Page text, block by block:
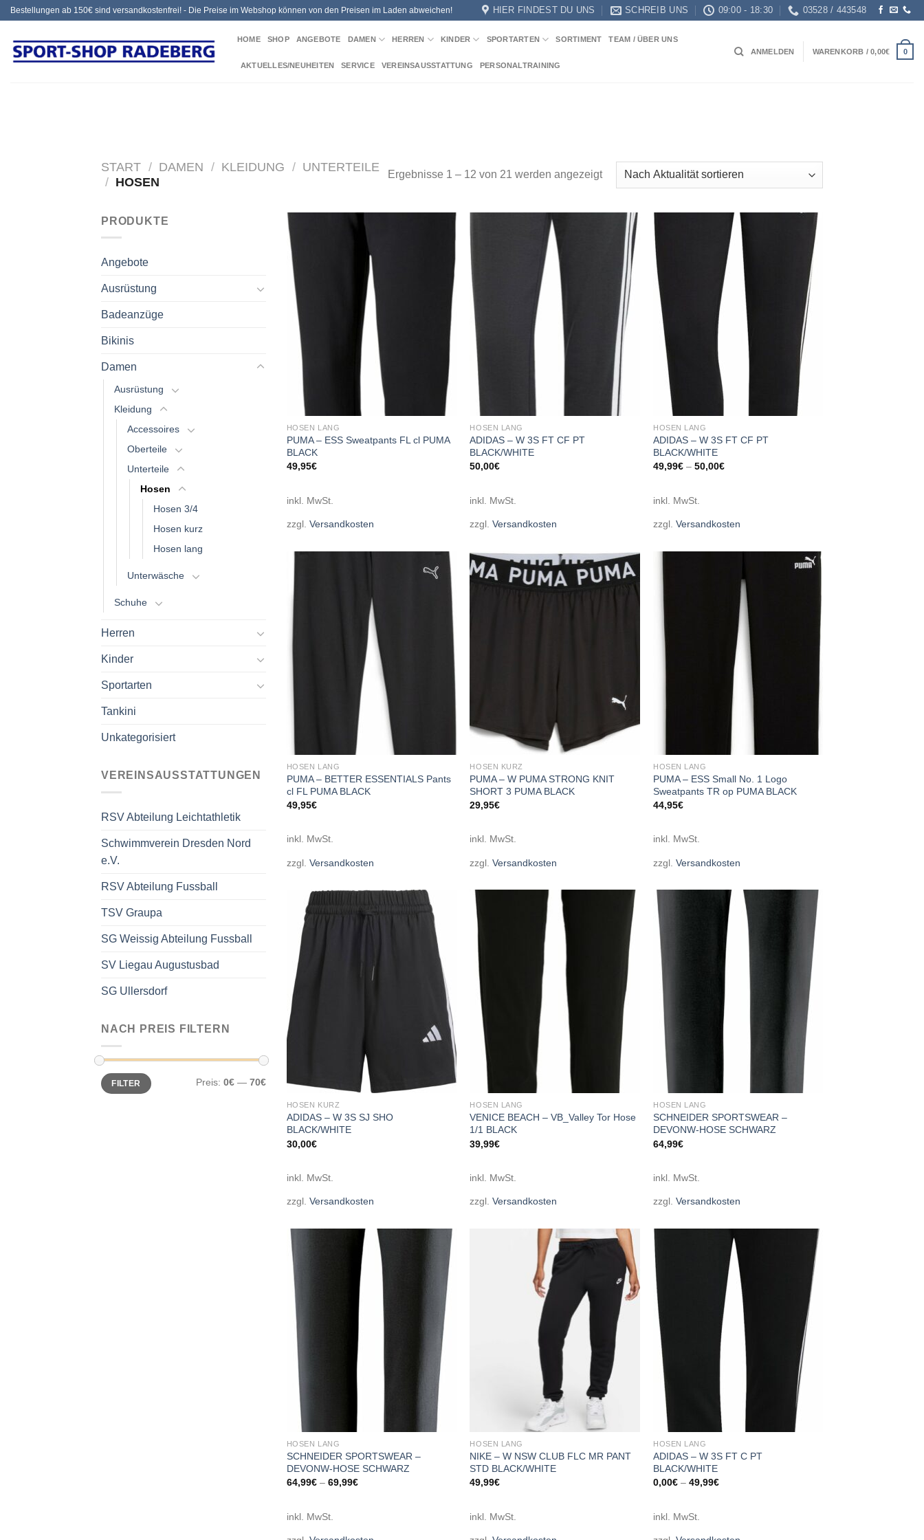
Zum
springen
Bestellungen ab 150€ sind versandkostenfrei! - Die Preise im Webshop können von den Preisen im Laden abweichen! HIER FINDEST DU UNS SCHREIB UNS 09:00 - 18:30 03528 / 443548
HOME SHOP ANGEBOTE DAMEN HERREN KINDER SPORTARTEN SORTIMENT TEAM / ÜBER UNS
AKTUELLES/NEUHEITEN SERVICE VEREINSAUSSTATTUNG PERSONALTRAINING
ANMELDEN WARENKORB /0,00€ 0
START / DAMEN / KLEIDUNG / UNTERTEILE
/ HOSEN
Ergebnisse 1 – 12 von 21 werden angezeigtNach
Aktualität
PRODUKTE
Angebote
Ausrüstung
Badeanzüge
Bikinis
Damen
Ausrüstung
Kleidung
Accessoires
Oberteile
Unterteile
Hosen
Hosen 3/4
Hosen kurz
Hosen lang
Unterwäsche
Schuhe
Herren
Kinder
Sportarten
Tankini
Unkategorisiert
VEREINSAUSSTATTUNGEN
RSV Abteilung Leichtathletik
Schwimmverein Dresden Nord
e.V.
RSV Abteilung Fussball
TSV Graupa
SG Weissig Abteilung Fussball
SV Liegau Augustusbad
SG Ullersdorf
NACH PREIS FILTERN
Min.
Preis
Max.
PreisFILTER Preis: 0€ — 70€
HOSEN LANG
PUMA – ESS Sweatpants FL cl PUMA
BLACK
49,95€
inkl. MwSt.
zzgl. Versandkosten
Add to
wishlist
HOSEN LANG
ADIDAS – W 3S FT CF PT
BLACK/WHITE
50,00€
inkl. MwSt.
zzgl.Versandkosten
wishlist
HOSEN LANG
ADIDAS – W 3S FT CF PT
BLACK/WHITE
49,99€ –50,00€
inkl. MwSt.
zzgl.Versandkosten
HOSEN LANG
PUMA – BETTER ESSENTIALS Pants
cl FL PUMA BLACK
49,95€
inkl. MwSt.
zzgl. Versandkosten
HOSEN KURZ
PUMA – W PUMA STRONG KNIT
SHORT 3 PUMA BLACK
29,95€
inkl. MwSt.
zzgl.Versandkosten
HOSEN LANG
PUMA – ESS Small No. 1 Logo
Sweatpants TR op PUMA BLACK
44,95€
inkl. MwSt.
zzgl.Versandkosten
Add to
wishlist
HOSEN KURZ
ADIDAS – W 3S SJ SHO
BLACK/WHITE
30,00€
inkl. MwSt.
zzgl. Versandkosten
HOSEN LANG
VENICE BEACH – VB_Valley Tor Hose
1/1 BLACK
39,99€
inkl. MwSt.
zzgl.Versandkosten
HOSEN LANG
SCHNEIDER SPORTSWEAR –
DEVONW-HOSE SCHWARZ
64,99€
inkl. MwSt.
zzgl.Versandkosten
HOSEN LANG
SCHNEIDER SPORTSWEAR –
DEVONW-HOSE SCHWARZ
64,99€– 69,99€
inkl. MwSt.
Add to
wishlist
HOSEN LANG
NIKE – W NSW CLUB FLC MR PANT
STD BLACK/WHITE
49,99€
inkl. MwSt.
wishlist
HOSEN LANG
ADIDAS – W 3S FT C PT
BLACK/WHITE
0,00€ –49,99€
inkl. MwSt.